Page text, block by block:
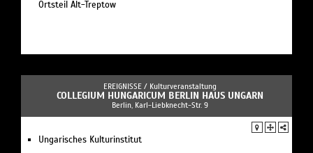
Ortsteil Alt-Treptow
EREIGNISSE / Kulturveranstaltung
COLLEGIUM HUNGARICUM BERLIN HAUS UNGARN
Berlin, Karl-Liebknecht-Str. 9
Ungarisches Kulturinstitut